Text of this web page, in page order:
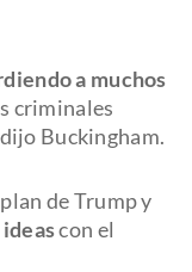
a muchos
criminales
Buckingham.
de Trump y
ideascon el